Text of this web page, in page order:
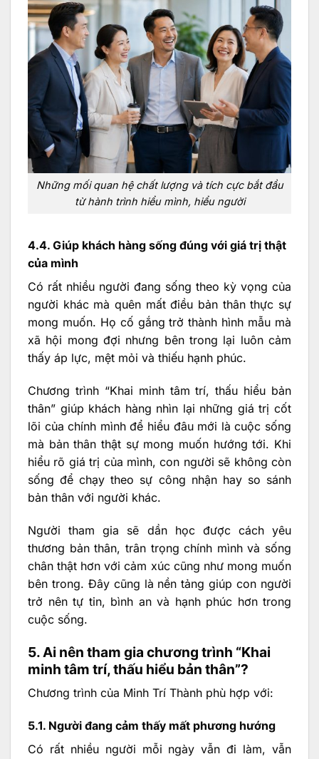
Những mối quan hệ chất lượng và tích cực bắt đầu
từ hành trình hiểu mình, hiểu người
4.4. Giúp khách hàng sống đúng với giá trị thật
của mình
Có rất nhiều người đang sống theo kỳ vọng của
người khác mà quên mất điều bản thân thực sự
mong muốn. Họ cố gắng trở thành hình mẫu mà
xã hội mong đợi nhưng bên trong lại luôn cảm
thấy áp lực, mệt mỏi và thiếu hạnh phúc.
Chương trình “Khai minh tâm trí, thấu hiểu bản
thân” giúp khách hàng nhìn lại những giá trị cốt
lõi của chính mình để hiểu đâu mới là cuộc sống
mà bản thân thật sự mong muốn hướng tới. Khi
hiểu rõ giá trị của mình, con người sẽ không còn
sống để chạy theo sự công nhận hay so sánh
bản thân với người khác.
Người tham gia sẽ dần học được cách yêu
thương bản thân, trân trọng chính mình và sống
chân thật hơn với cảm xúc cũng như mong muốn
bên trong. Đây cũng là nền tảng giúp con người
trở nên tự tin, bình an và hạnh phúc hơn trong
cuộc sống.
5. Ai nên tham gia chương trình “Khai
minh tâm trí, thấu hiểu bản thân”?
Chương trình của Minh Trí Thành phù hợp với:
5.1. Người đang cảm thấy mất phương hướng
Có rất nhiều người mỗi ngày vẫn đi làm, vẫn